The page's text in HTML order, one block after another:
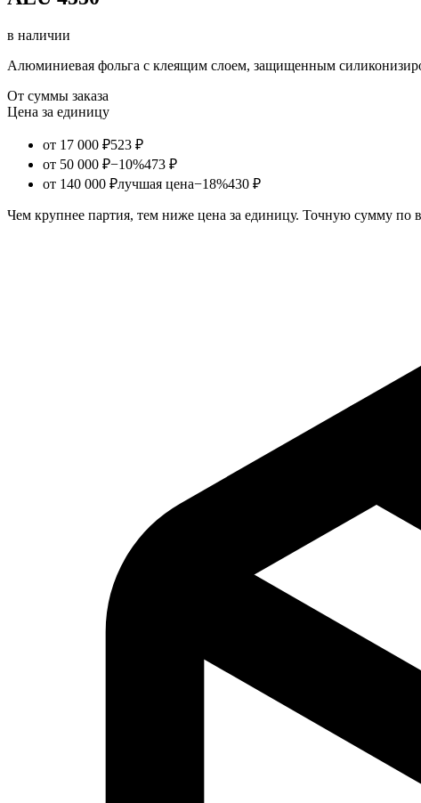
в наличии
Алюминиевая фольга с клеящим слоем, защищенным
От суммы заказа
Цена за единицу
от 17 000 ₽523 ₽
от 50 000 ₽−10%473 ₽
от 140 000 ₽лучшая цена−18%430 ₽
Чем крупнее партия, тем ниже цена за единицу. Точную сумму по